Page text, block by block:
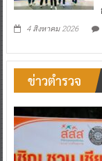
4 สิงหาคม 2026
ข่าวตำรวจ